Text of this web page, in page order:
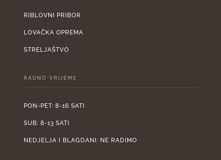
RIBLOVNI PRIBOR
LOVAČKA OPREMA
STRELJAŠTVO
RADNO VRIJEME
PON-PET: 8-16 SATI
SUB: 8-13 SATI
NEDJELJA I BLAGDANI: NE RADIMO